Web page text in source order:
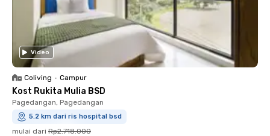
Video
Coliving • Campur
Kost Rukita Mulia BSD
Pagedangan, Pagedangan
5.2 km dari ris hospital bsd
mulai dari Rp2.718.000